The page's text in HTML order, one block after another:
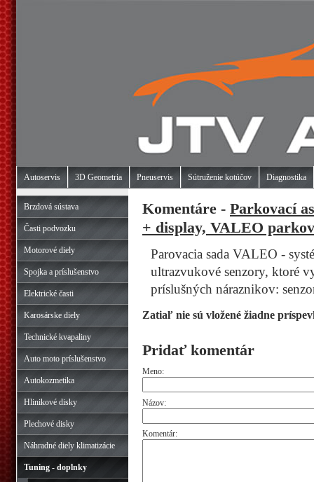
Autoservis 3D Geometria Pneuservis Sútruženie kotúčov Diagnostika
Brzdová sústava
Časti podvozku
Motorové diely
Spojka a príslušenstvo
Elektrické časti
Karosárske diely
Technické kvapaliny
Auto moto príslušenstvo
Autokozmetika
Hlinikové disky
Plechové disky
Náhradné diely klimatizácie
Tuning - doplnky
Komentáre - Parkovací
+ display, VALEO
Parovacia sada VALEO -
ultrazvukové senzory, ktoré
príslušných náraznikov:
Zatiaľ nie sú vložené žiadne
Pridať komentár
Meno:
Názov:
Komentár: